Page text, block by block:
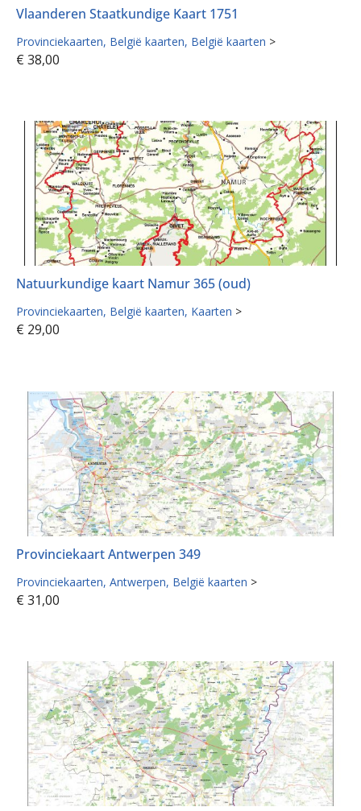
Vlaanderen Staatkundige Kaart 1751
Provinciekaarten België kaarten België kaarten >
€ 38,00
Natuurkundige kaart Namur 365 (oud)
Provinciekaarten België kaarten Kaarten >
€ 29,00
Provinciekaart Antwerpen 349
Provinciekaarten Antwerpen België kaarten >
€ 31,00